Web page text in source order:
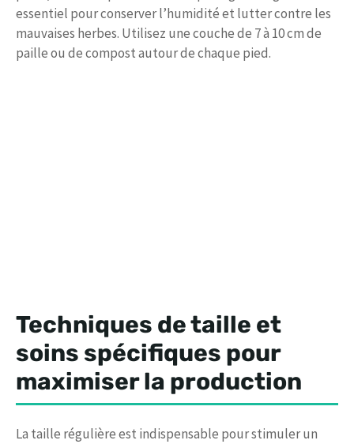
essentiel pour conserver l’humidité et lutter contre les
mauvaises herbes. Utilisez une couche de 7 à 10 cm de
paille ou de compost autour de chaque pied.
Techniques de taille et
soins spécifiques pour
maximiser la production
La taille régulière est indispensable pour stimuler un